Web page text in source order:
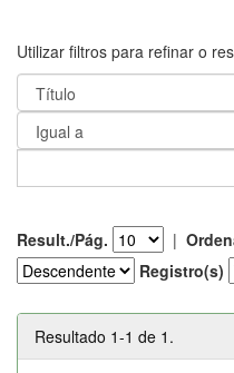
Utilizar filtros para refinar o
Result./Pág. |
Registro(s)
Resultado 1-1 de 1.